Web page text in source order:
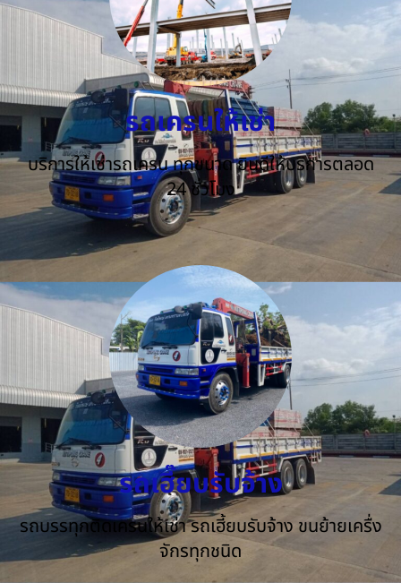
รถเครนให้เช่า
บริการให้เช่ารถเครน ทุกขนาด ยินดีให้บริการตลอด
24 ชั่วโมง
รถเฮี๊ยบรับจ้าง
รถบรรทุกติดเครนให้เช่า รถเฮี้ยบรับจ้าง ขนย้ายเครื่ง
จักรทุกชนิด